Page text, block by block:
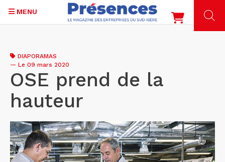
contenu
principal
MENU
DIAPORAMAS
— Le 09 mars 2020
OSE prend de la
hauteur